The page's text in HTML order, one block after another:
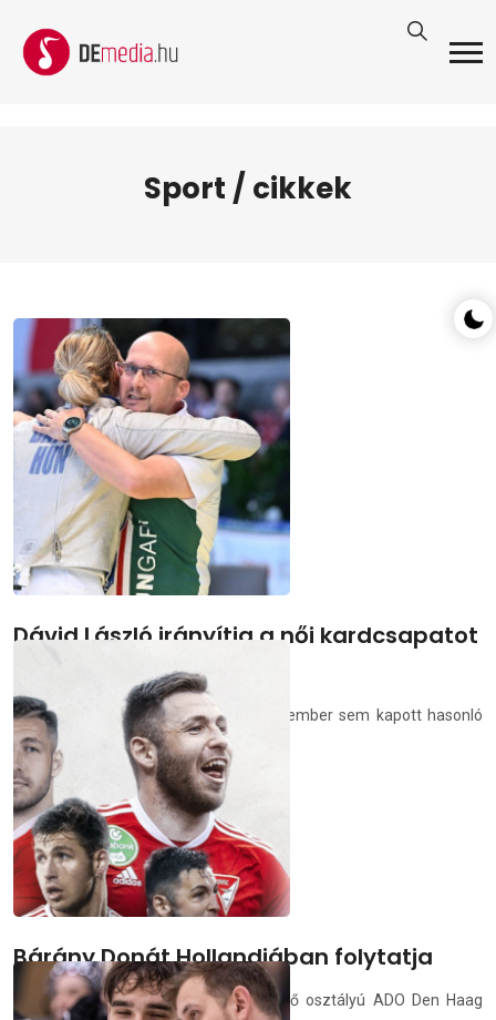
Sport / cikkek
Dávid László irányítja a női kardcsapatot
Eddig Debrecenben egyetlen vívószakember sem kapott hasonló
felkérést.
deac.hu 2026.07.16.
Bárány Donát Hollandiában folytatja
Átigazolási díj ellenében a holland első osztályú ADO Den Haag